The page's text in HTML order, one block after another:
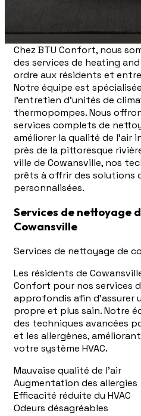
Chez BTU Confort, nous
des services de heating
ordre aux résidents et
Notre équipe est
l'entretien d'unités de
thermopompes. Nous
services complets de
améliorer la qualité de l'air
près de la pittoresque
ville de Cowansville, nos
prêts à offrir des solutions
personnalisées.
Services de nettoyage
Cowansville
Services de nettoyage de
Les résidents de
Confort pour nos services
approfondis afin d'assurer
propre et plus sain. Notre
des techniques avancées
et les allergènes,
votre système HVAC.
Mauvaise qualité de l'air
Augmentation des allergies
Efficacité réduite du HVAC
Odeurs désagréables